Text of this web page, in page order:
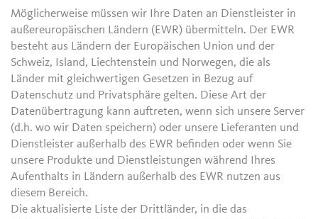
Möglicherweise müssen wir Ihre Daten an Dienstleister in
außereuropäischen Ländern (EWR) übermitteln. Der EWR
besteht aus Ländern der Europäischen Union und der
Schweiz, Island, Liechtenstein und Norwegen, die als
Länder mit gleichwertigen Gesetzen in Bezug auf
Datenschutz und Privatsphäre gelten. Diese Art der
Datenübertragung kann auftreten, wenn sich unsere Server
(d.h. wo wir Daten speichern) oder unsere Lieferanten und
Dienstleister außerhalb des EWR befinden oder wenn Sie
unsere Produkte und Dienstleistungen während Ihres
Aufenthalts in Ländern außerhalb des EWR nutzen aus
diesem Bereich.
Die aktualisierte Liste der Drittländer, in die das